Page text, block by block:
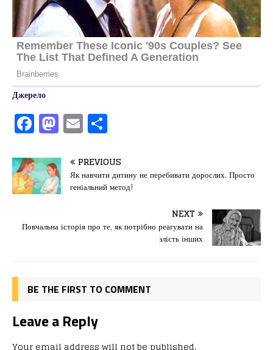
Джерело
F
a
c
e
b
o
o
M
a
st
o
d
o
n
E
m
ai
l
іл
и
т
ис
я
PREVIOUS
Як навчити дитину не перебивати дорослих. Просто
геніальний метод!
NEXT
Повчальна історія про те, як потрібно реагувати на
злість інших
BE THE FIRST TO COMMENT
Leave a Reply
Your email address will not be published.